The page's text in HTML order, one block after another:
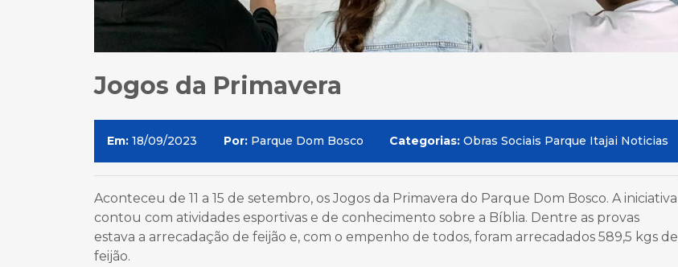
Jogos da Primavera
Em: 18/09/2023 Por: Parque Dom Bosco Categorias: Obras Sociais Parque Itajai Noticias
Aconteceu de 11 a 15 de setembro, os Jogos da Primavera do Parque Dom Bosco. A iniciativa
contou com atividades esportivas e de conhecimento sobre a Bíblia. Dentre as provas
estava a arrecadação de feijão e, com o empenho de todos, foram arrecadados 589,5 kgs de
feijão.